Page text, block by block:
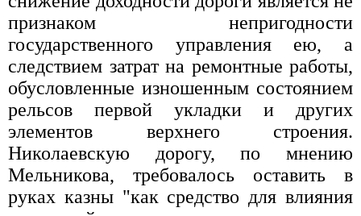
признаком непригодности
государственного управления ею, а
следствием затрат на ремонтные работы,
обусловленные изношенным состоянием
рельсов первой укладки и других
элементов верхнего строения.
Николаевскую дорогу, по мнению
Мельникова, требовалось оставить в
руках казны "как средство для влияния